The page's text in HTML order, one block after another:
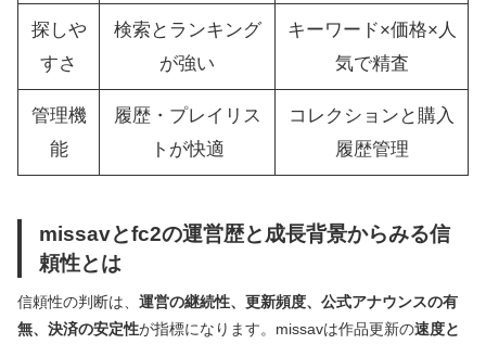
探しや
すさ
検索とランキング
が強い
キーワード×価格×人
気で精査
管理機
能
履歴・プレイリス
トが快適
コレクションと購入
履歴管理
missavとfc2の運営歴と成長背景からみる信
頼性とは
信頼性の判断は、 運営の継続性、更新頻度、公式アナウンスの有
無、決済の安定性が指標になります。missavは作品更新の速度と